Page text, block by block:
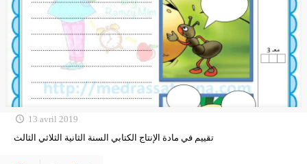
13 avril 2019
تقييم في مادة الإنتاج الكتابي السنة الثانية الثلاثي الثالث